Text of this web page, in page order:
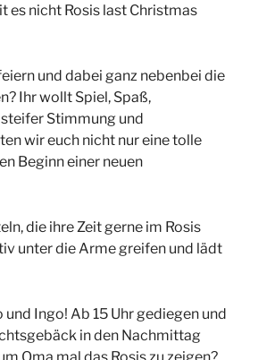
es nicht Rosis last Christmas
und dabei ganz nebenbei die
Ihr wollt Spiel, Spaß,
Stimmung und
wir euch nicht nur eine tolle
Beginn einer neuen
die ihre Zeit gerne im Rosis
unter die Arme greifen und lädt
Ingo! Ab 15 Uhr gediegen und
in den Nachmittag
Oma mal das Rosis zu zeigen?